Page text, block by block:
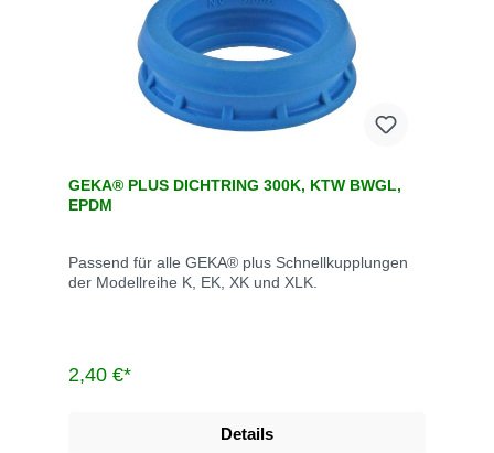
GEKA® PLUS DICHTRING 300K, KTW BWGL,
EPDM
Passend für alle GEKA® plus Schnellkupplungen
der Modellreihe K, EK, XK und XLK.
2,40 €*
Details